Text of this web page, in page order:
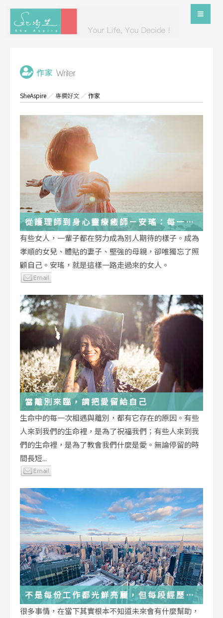
SheAspire ／專欄好文 ／作家
從護理師到身心靈療癒師－安瑤：每一段
低谷，都能成為重生的起點
有些女人，一輩子都在努力成為別人期待的樣子。成為
孝順的女兒、體貼的妻子、堅強的母親，卻唯獨忘了照
顧自己。安瑤，就是這樣一路走過來的女人。
當離別來臨，請把愛留給自己
生命中的每一次相遇與離別，都有它存在的原因。有些
人來到我們的生命裡，是為了祝福我們；有些人來到我
們的生命裡，是為了教會我們什麼是愛。無論停留的時
間長短...
不是每份工作都光鮮亮麗，但每段經歷都
在偷偷改變你
很多事情，在當下其實根本不知道未來會有什麼幫助，